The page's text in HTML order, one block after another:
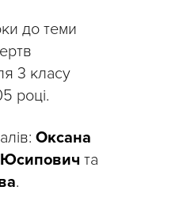
до теми
3 класу
році.
Оксана
та
.